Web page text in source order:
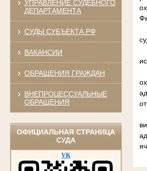
УПРАВЛЕНИЕ СУДЕБНОГО
ДЕПАРТАМЕНТА
СУДЫ СУБЪЕКТА РФ
ВАКАНСИИ
ОБРАЩЕНИЯ ГРАЖДАН
ВНЕПРОЦЕССУАЛЬНЫЕ
ОБРАЩЕНИЯ
ОФИЦИАЛЬНАЯ СТРАНИЦА
СУДА
VK